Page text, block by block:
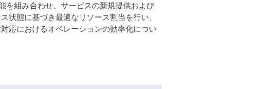
を組み合わせ、サービスの新規提供および
状態に基づき最適なリソース割当を行い、
応におけるオペレーションの効率化につい